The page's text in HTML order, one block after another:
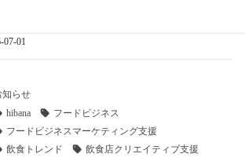
07-01
知らせ
hibana
フードビジネス
フードビジネスマーケティング支援
飲食トレンド
飲食店クリエイティブ支援